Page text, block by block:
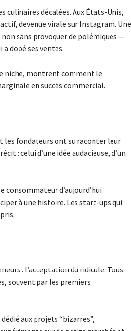
culinaires décalées. Aux États-Unis,
devenue virale sur Instagram. Une
sans provoquer de polémiques —
dopé ses ventes.
niche, montrent comment le
en succès commercial.
les fondateurs ont su raconter leur
: celui d’une idée audacieuse, d’un
consommateur d’aujourd’hui
à une histoire. Les start-ups qui
: l’acceptation du ridicule. Tous
souvent par les premiers
aux projets “bizarres”,